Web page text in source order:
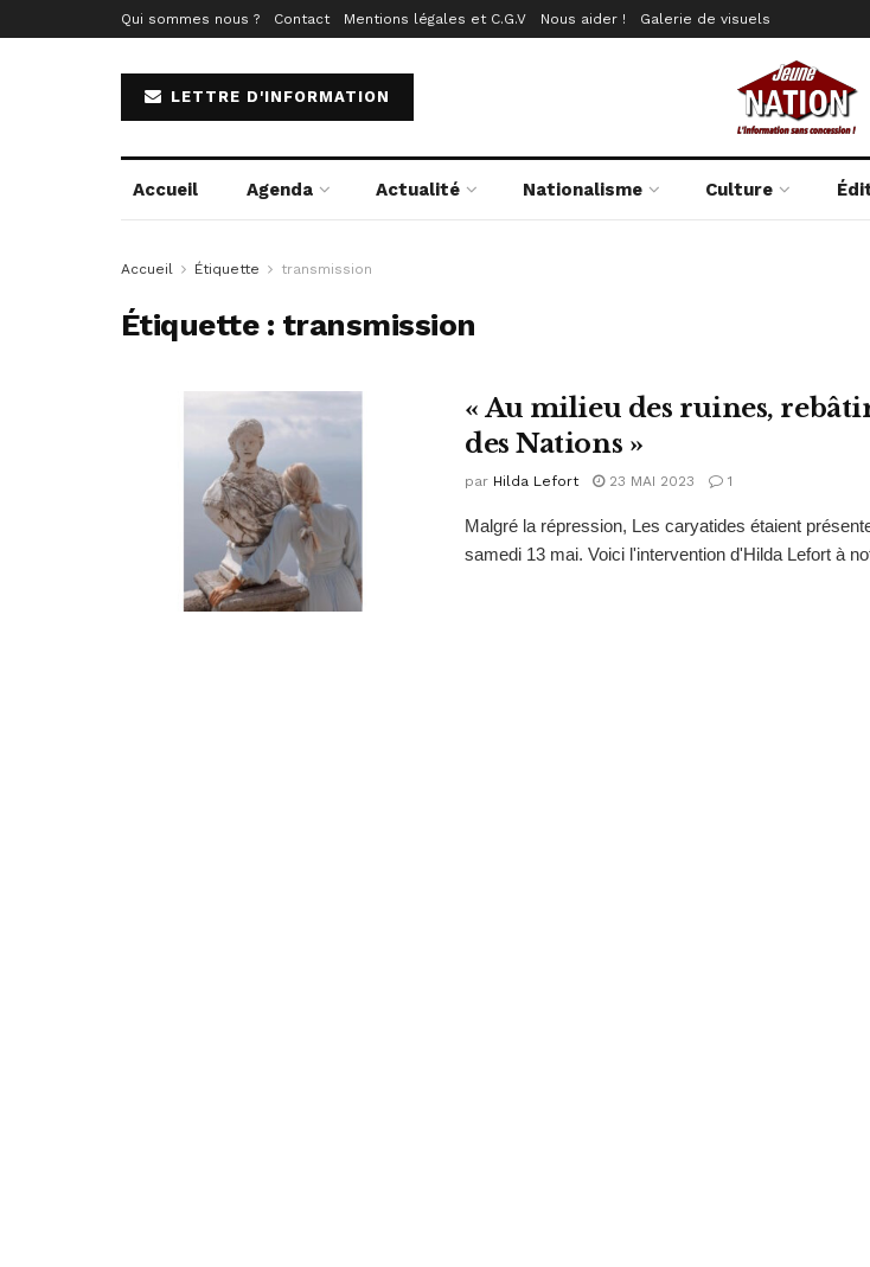
Qui sommes nous ? Contact Mentions légales et C.G.V Nous aider ! Galerie de visuels
LETTRE D'INFORMATION
Accueil Agenda Actualité Nationalisme Culture
Accueil Étiquette transmission
Étiquette : transmission
« Au milieu des ruines,
des Nations »
par Hilda Lefort 23 MAI 2023 1
Malgré la répression, Les caryatides étaient
samedi 13 mai. Voici l'intervention d'Hilda Lefort à